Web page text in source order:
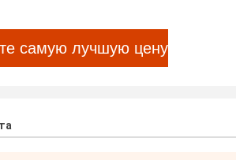
самую лучшую цену